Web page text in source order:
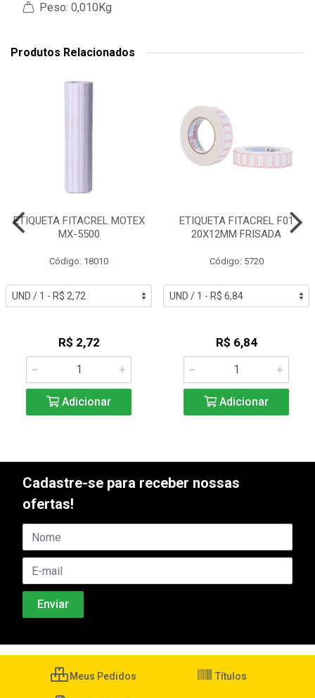
Peso: 0,010Kg
Produtos Relacionados
ETIQUETA FITACREL MOTEX
MX-5500
Código: 18010
R$ 2,72
Adicionar
ETIQUETA FITACREL F01
20X12MM FRISADA
Código: 5720
R$ 6,84
Adicionar
Cadastre-se para receber nossas
ofertas!
Meus Pedidos Títulos